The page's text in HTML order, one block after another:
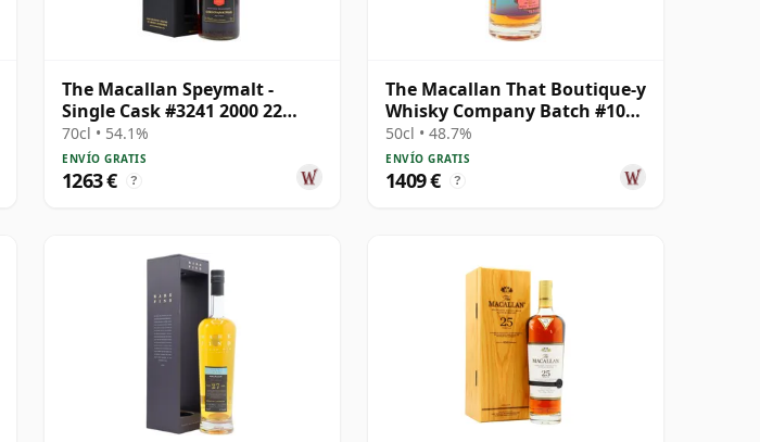
The Macallan Speymalt -
Single Cask #3241 2000 22
años
70cl • 54.1%
ENVÍO GRATIS
1263 € ?
The Macallan That Boutique-y
Whisky Company Batch #10
Single Ma 1991 26 años
50cl • 48.7%
ENVÍO GRATIS
1409 € ?